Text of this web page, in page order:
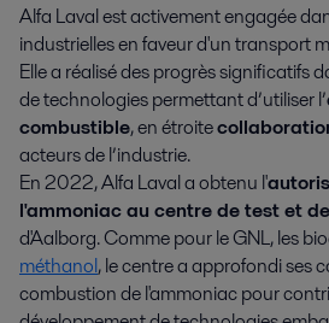
Alfa Laval est activement engagée
industrielles en faveur d'un transport
Elle a réalisé des progrès significatifs
de technologies permettant d’utiliser l’
combustible, en étroite
acteurs de l’industrie.
En 2022, Alfa Laval a obtenu l'
l'ammoniac au centre de test et
d'Aalborg. Comme pour le GNL, les
méthanol, le centre a approfondi ses
combustion de l'ammoniac pour